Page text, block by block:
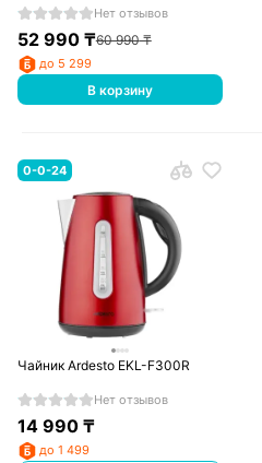
Нет отзывов
52 990₸60 990₸
до 5 299
В корзину
0-0-24
Чайник Ardesto EKL-F300R
Нет отзывов
14 990₸
до 1 499